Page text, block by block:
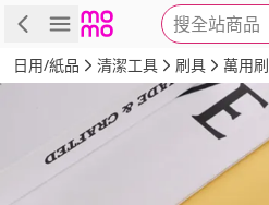
搜全站商品
商品 評價 詳情
日用/紙品 清潔工具 刷具 萬用刷